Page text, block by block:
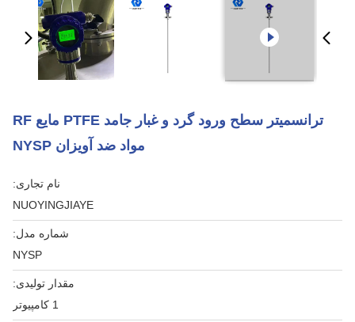
ترانسمیتر سطح ورود گرد و غبار جامد PTFE مایع RF
مواد ضد آویزان NYSP
نام تجاری:
NUOYINGJIAYE
شماره مدل:
NYSP
مقدار تولیدی: